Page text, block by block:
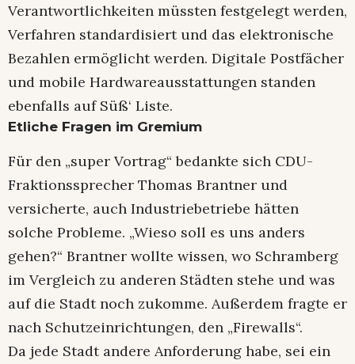
Verantwortlichkeiten müssten festgelegt werden,
Verfahren standardisiert und das elektronische
Bezahlen ermöglicht werden. Digitale Postfächer
und mobile Hardwareausstattungen standen
ebenfalls auf Süß‘ Liste.
Etliche Fragen im Gremium
Für den „super Vortrag“ bedankte sich CDU-
Fraktionssprecher Thomas Brantner und
versicherte, auch Industriebetriebe hätten
solche Probleme. „Wieso soll es uns anders
gehen?“ Brantner wollte wissen, wo Schramberg
im Vergleich zu anderen Städten stehe und was
auf die Stadt noch zukomme. Außerdem fragte er
nach Schutzeinrichtungen, den „Firewalls“.
Da jede Stadt andere Anforderung habe, sei ein